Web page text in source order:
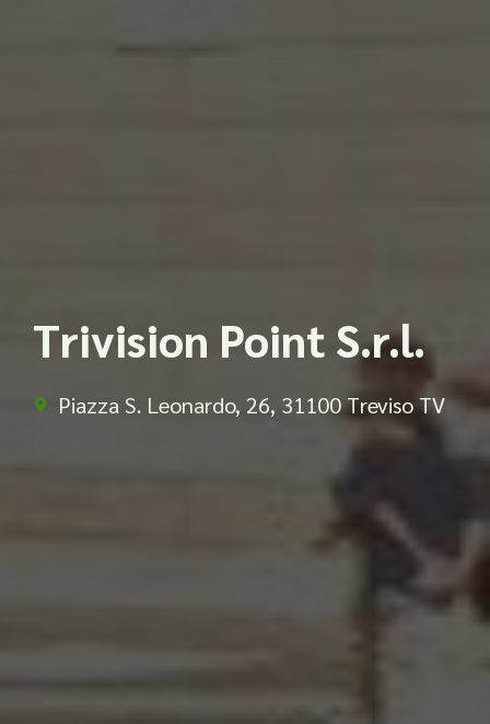
Trivision Point S.r.l.
Piazza S. Leonardo, 26, 31100 Treviso TV